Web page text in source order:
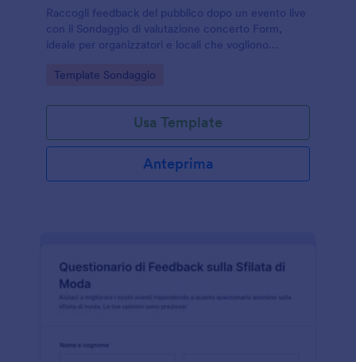
Raccogli feedback del pubblico dopo un evento live
con il Sondaggio di valutazione concerto Form,
ideale per organizzatori e locali che vogliono
valore tramite Jotform.
Go to Category:
Template Sondaggio
Usa Template
Anteprima